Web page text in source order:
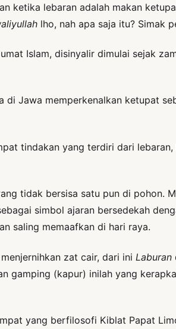
ketika lebaran adalah makan
lho, nah apa saja itu? Simak
Islam, disinyalir dimulai sejak
di Jawa memperkenalkan ketupat
tindakan yang terdiri dari lebaran,
tidak bersisa satu pun di pohon.
simbol ajaran bersedekah
saling memaafkan di hari raya.
zat cair, dari ini Laburan
gamping (kapur) inilah yang
yang berfilosofi Kiblat Papat